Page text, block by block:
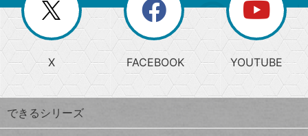
じ
る
search
検
索
上
昇
ワ
ー
ド
閉
じ
る
ー
か
ら
探
す
X FACEBOOK YOUTUBE
できるシリーズ